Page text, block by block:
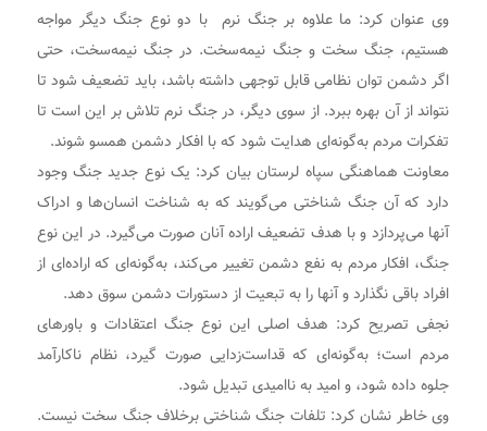
وی عنوان کرد: ما علاوه بر جنگ نرم با دو نوع جنگ دیگر مواجه
هستیم، جنگ سخت و جنگ نیمه‌سخت. در جنگ نیمه‌سخت، حتی
اگر دشمن توان نظامی قابل توجهی داشته باشد، باید تضعیف شود تا
نتواند از آن بهره ببرد. از سوی دیگر، در جنگ نرم تلاش بر این است تا
تفکرات مردم به‌گونه‌ای هدایت شود که با افکار دشمن همسو شوند.
معاونت هماهنگی سپاه لرستان بیان کرد: یک نوع جدید جنگ وجود
دارد که آن جنگ شناختی می‌گویند که به شناخت انسان‌ها و ادراک
آنها می‌پردازد و با هدف تضعیف اراده آنان صورت می‌گیرد. در این نوع
جنگ، افکار مردم به نفع دشمن تغییر می‌کند، به‌گونه‌ای که اراده‌ای از
افراد باقی نگذارد و آنها را به تبعیت از دستورات دشمن سوق دهد.
نجفی تصریح کرد: هدف اصلی این نوع جنگ اعتقادات و باورهای
مردم است؛ به‌گونه‌ای که قداست‌زدایی صورت گیرد، نظام ناکارآمد
جلوه داده شود، و امید به ناامیدی تبدیل شود.
وی خاطر نشان کرد: تلفات جنگ شناختی برخلاف جنگ سخت نیست.